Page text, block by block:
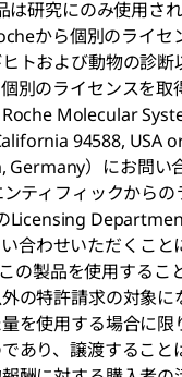
は研究にのみ使用さ
から個別のライ
トおよび動物の診
別のライセンスを
Molecular
94588, USA
）にお問い
ティフィックから
Licensing
合わせいただくこ
の製品を使用するこ
の特許請求の対象
を使用する場合に
あり、譲渡するこ